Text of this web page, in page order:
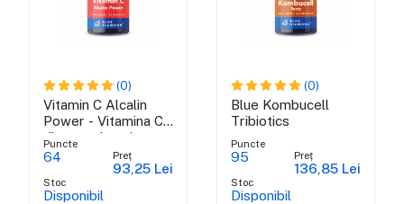
(0)
Vitamin C Alcalin
Power - Vitamina C
din ascorbat de
calciu, maces si
Puncte
64
Stoc
Disponibil
Preț
93,25 Lei
(0)
Blue Kombucell
Tribiotics
Puncte
95
Stoc
Disponibil
Preț
136,85 Lei